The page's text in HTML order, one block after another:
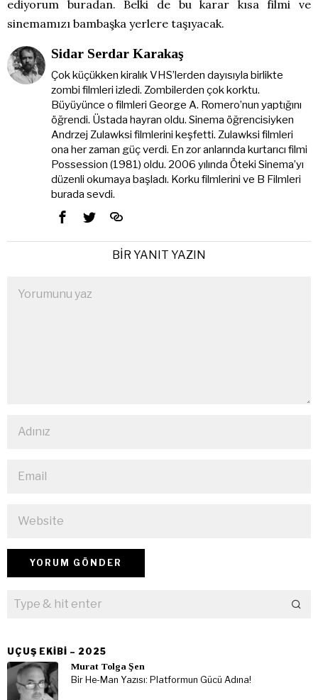
ediyorum buradan. Belki de bu karar kısa filmi ve
sinemamızı bambaşka yerlere taşıyacak.
Sidar Serdar Karakaş
Çok küçükken kiralık VHS’lerden dayısıyla birlikte
zombi filmleri izledi. Zombilerden çok korktu.
Büyüyünce o filmleri George A. Romero’nun yaptığını
öğrendi. Üstada hayran oldu. Sinema öğrencisiyken
Andrzej Zulawksi filmlerini keşfetti. Zulawksi filmleri
ona her zaman güç verdi. En zor anlarında kurtarıcı filmi
Possession (1981) oldu. 2006 yılında Öteki Sinema’yı
düzenli okumaya başladı. Korku filmlerini ve B Filmleri
burada sevdi.
BIR YANIT YAZIN
UÇUŞ EKIBI – 2025
Murat Tolga Şen
Bir He-Man Yazısı: Platformun Gücü Adına!